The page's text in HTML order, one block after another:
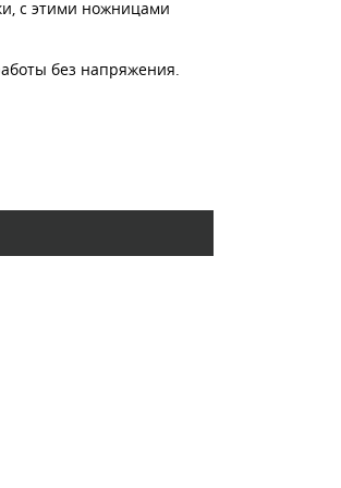
с этими ножницами
без напряжения.